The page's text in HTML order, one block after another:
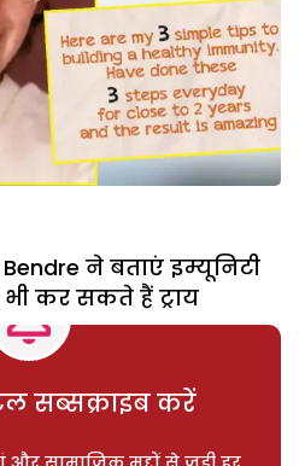
ने बताएं इम्यूनिटी
कर सकते हैं ट्राय
सब्सक्राइब करें